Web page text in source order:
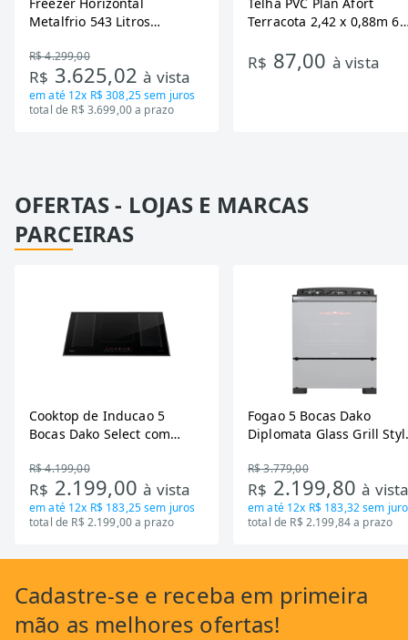
Metalfrio 543 Litros
Tecnologia Inverter, Branco,
Bivolt
R$ 4.299,00
R$ 3.625,02à vista
em até 12x R$ 308,25sem juros
total de R$ 3.699,00 a prazo
Terracota 2,42 x 0,88m 6
R$ 87,00 à vista
OFERTAS - LOJAS E MARCAS
PARCEIRAS
Cooktop de Inducao 5
Bocas Dako Select com
R$ 4.199,00
R$ 2.199,00à vista
em até 12x R$ 183,25sem juros
total de R$ 2.199,00 a prazo
Fogao 5 Bocas Dako
Diplomata Glass Grill
R$ 3.779,00
R$ 2.199,80à
em até 12x R$ 183,32sem
total de R$ 2.199,84 a prazo
Cadastre-se e receba em primeira
mão as melhores ofertas!